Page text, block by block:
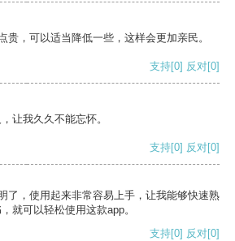
贵，可以适当降低一些，这样会更加亲民。
支持[0] 反对[0]
让我久久不能忘怀。
支持[0] 反对[0]
了，使用起来非常容易上手，让我能够快速熟
就可以轻松使用这款app。
支持[0] 反对[0]